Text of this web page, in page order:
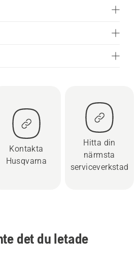
Kontakta
Husqvarna
Hitta din
närmsta
serviceverkstad
det du letade